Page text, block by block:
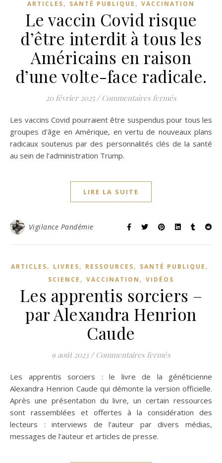
ARTICLES, SANTÉ PUBLIQUE , VACCINATION
Le vaccin Covid risque
d’être interdit à tous les
Américains en raison
d’une volte-face radicale.
20 février 2025 / Commentaires ferméssur Le
Les vaccins Covid pourraient être suspendus pour tous les
groupes d'âge en Amérique, en vertu de nouveaux plans
radicaux soutenus par des personnalités clés de la santé
au sein de l'administration Trump.
LIRE LA SUITE
Vigilance Pandémie
ARTICLES, LIVRES, RESSOURCES, SANTÉ PUBLIQUE ,
SCIENCE , VACCINATION , VIDÉOS
Les apprentis sorciers –
par Alexandra Henrion
Caude
9 août 2023 / Commentaires ferméssur Les
Les apprentis sorciers : le livre de la généticienne
Alexandra Henrion Caude qui démonte la version officielle.
Après une présentation du livre, un certain ressources
sont rassemblées et offertes à la considération des
lecteurs : interviews de l'auteur par divers médias,
messages de l'auteur et articles de presse.